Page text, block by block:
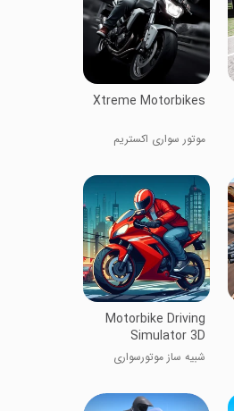
Xtreme Motorbikes
موتور سواری اکستریم
Motorbike Driving
Simulator 3D
شبیه ساز موتورسواری